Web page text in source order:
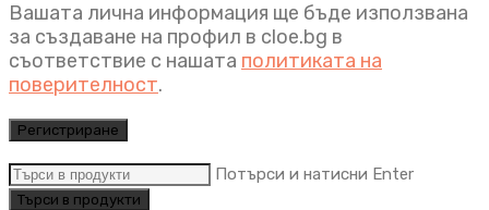
Вашата лична информация ще бъде използвана
за създаване на профил в cloe.bg в
съответствие с нашата политиката на
поверителност.
Регистриране
Потърси и натисни Enter